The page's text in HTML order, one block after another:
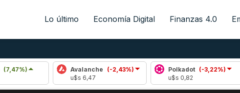
Lo último Economía Digital Finanzas 4.0
Avalanche (-2,43%)
Polkadot (-3,22%)